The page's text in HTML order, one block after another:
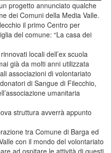
progetto annunciato qualche
dei Comuni della Media Valle.
il primo Centro per
del comune: “La casa dei
locali dell’ex scuola
già da molti anni utilizzata
associazioni di volontariato
di Sangue di Filecchio,
umanitaria
struttura avverrà appunto
tra Comune di Barga ed
con il mondo del volontariato